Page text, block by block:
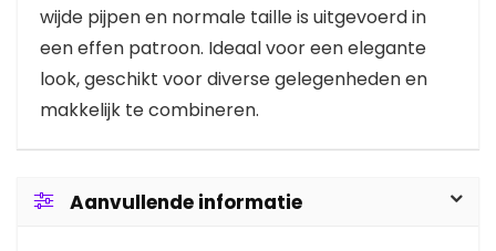
wijde pijpen en normale taille is uitgevoerd in
een effen patroon. Ideaal voor een elegante
look, geschikt voor diverse gelegenheden en
makkelijk te combineren.
Aanvullende informatie